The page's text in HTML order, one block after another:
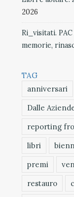
2026
Ri_visitati.
memorie,
TAG
anniversari
Dalle
reporting
libri
premi
restauro